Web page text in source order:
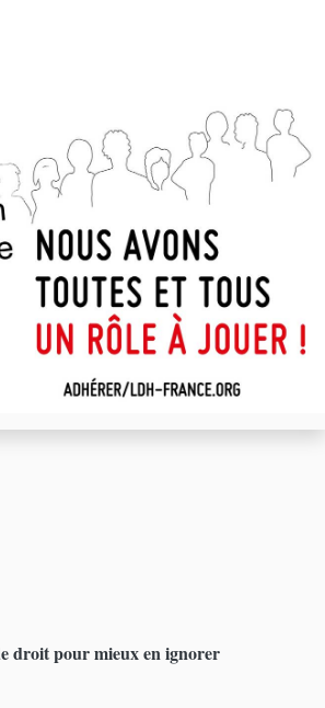
droit pour mieux en ignorer